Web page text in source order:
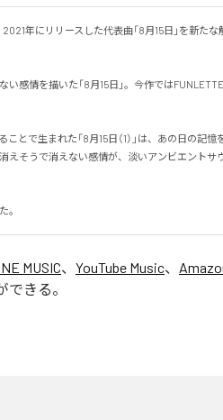
年にリリースした代表曲「8月15日」を新たな
感情を描いた「8月15日」。今作では
で生まれた「8月15日（1）」は、あの日の記憶
えそうで消えない感情が、淡いアンビエントサ
。
MUSIC、 YouTube Music、
きる。